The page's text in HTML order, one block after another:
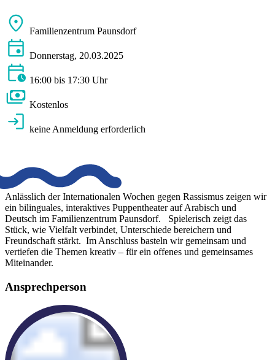
Familienzentrum Paunsdorf
Donnerstag, 20.03.2025
16:00 bis 17:30 Uhr
Kostenlos
keine Anmeldung erforderlich
Anlässlich der Internationalen Wochen gegen Rassismus zeigen wir
ein bilinguales, interaktives Puppentheater auf Arabisch und
Deutsch im Familienzentrum Paunsdorf. Spielerisch zeigt das
Stück, wie Vielfalt verbindet, Unterschiede bereichern und
Freundschaft stärkt. Im Anschluss basteln wir gemeinsam und
vertiefen die Themen kreativ – für ein offenes und gemeinsames
Miteinander.
Ansprechperson